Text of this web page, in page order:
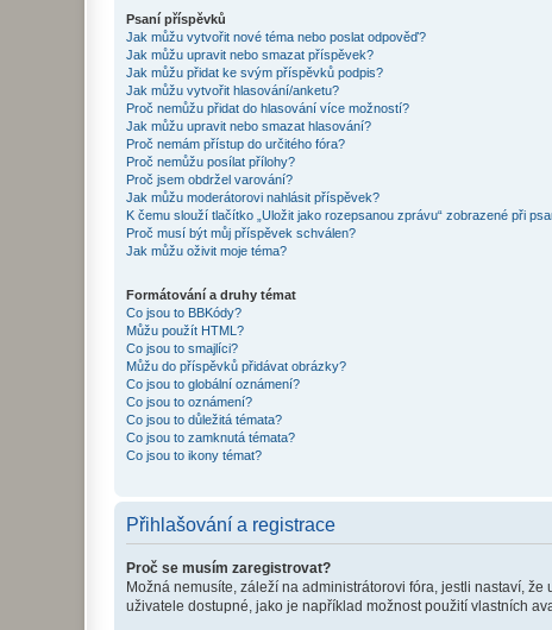
Psaní příspěvků
Jak můžu vytvořit nové téma nebo poslat odpověď?
Jak můžu upravit nebo smazat příspěvek?
Jak můžu přidat ke svým příspěvků podpis?
Jak můžu vytvořit hlasování/anketu?
Proč nemůžu přidat do hlasování více možností?
Jak můžu upravit nebo smazat hlasování?
Proč nemám přístup do určitého fóra?
Proč nemůžu posílat přílohy?
Proč jsem obdržel varování?
Jak můžu moderátorovi nahlásit příspěvek?
K čemu slouží tlačítko „Uložit jako rozepsanou zprávu“ zobrazené při
Proč musí být můj příspěvek schválen?
Jak můžu oživit moje téma?
Formátování a druhy témat
Co jsou to BBKódy?
Můžu použít HTML?
Co jsou to smajlíci?
Můžu do příspěvků přidávat obrázky?
Co jsou to globální oznámení?
Co jsou to oznámení?
Co jsou to důležitá témata?
Co jsou to zamknutá témata?
Co jsou to ikony témat?
Přihlašování a registrace
Proč se musím zaregistrovat?
Možná nemusíte, záleží na administrátorovi fóra, jestli nastaví,
uživatele dostupné, jako je například možnost použití vlastních